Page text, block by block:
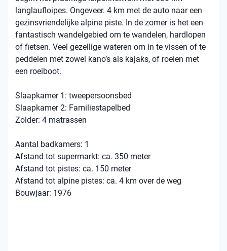
langlaufloipes. Ongeveer. 4 km met de auto naar een
gezinsvriendelijke alpine piste. In de zomer is het een
fantastisch wandelgebied om te wandelen, hardlopen
of fietsen. Veel gezellige wateren om in te vissen of te
peddelen met zowel kano’s als kajaks, of roeien met
een roeiboot.
Slaapkamer 1: tweepersoonsbed
Slaapkamer 2: Familiestapelbed
Zolder: 4 matrassen
Aantal badkamers: 1
Afstand tot supermarkt: ca. 350 meter
Afstand tot pistes: ca. 150 meter
Afstand tot alpine pistes: ca. 4 km over de weg
Bouwjaar: 1976